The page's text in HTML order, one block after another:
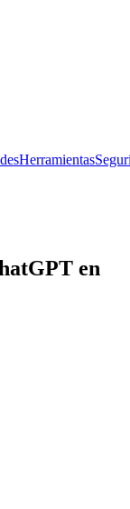
Herramientas
en